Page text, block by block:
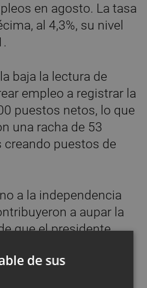
en agosto. La tasa
al 4,3%, su nivel
baja la lectura de
empleo a registrar la
puestos netos, lo que
una racha de 53
puestos de
a la independencia
a aupar la
que el presidente
a la gobernadora
falsificación de
de
de sus